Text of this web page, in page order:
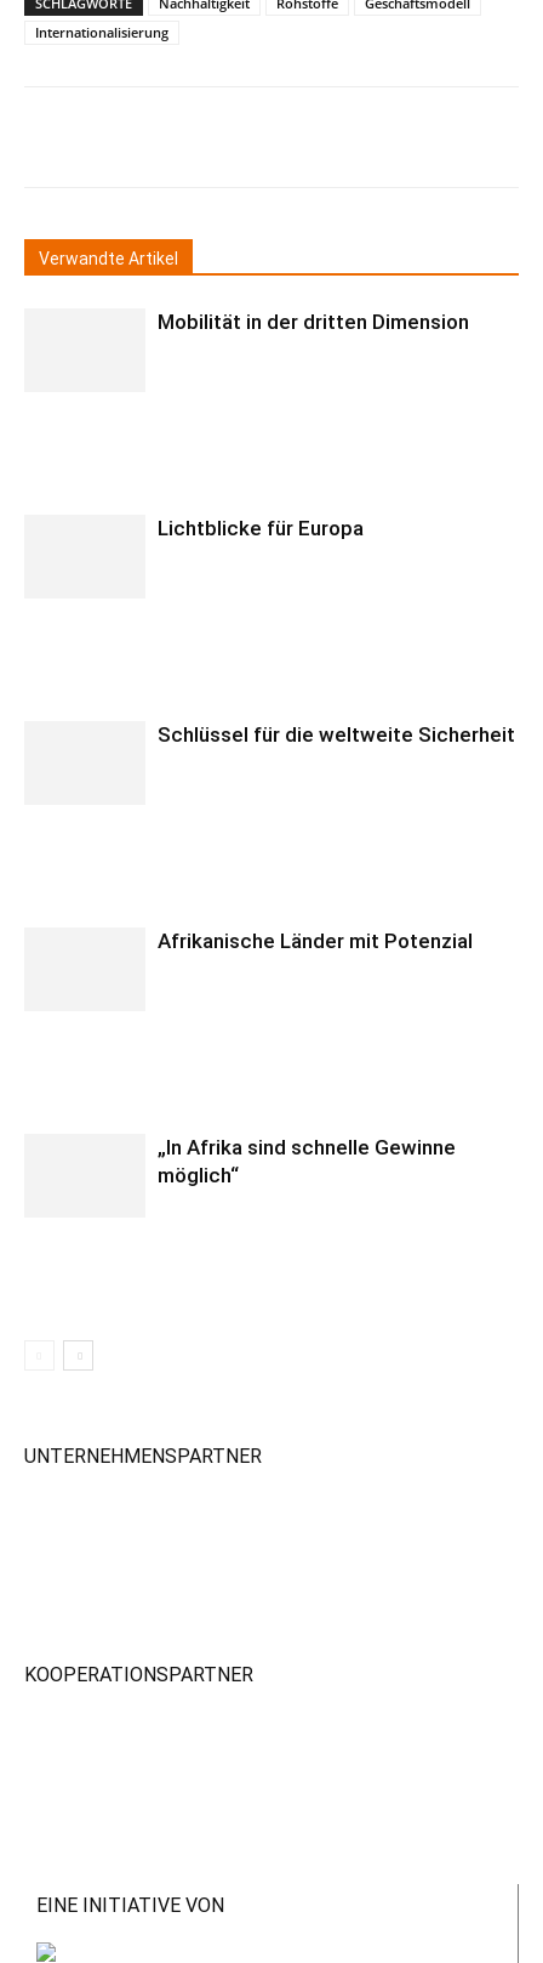
Internationalisierung
Verwandte Artikel
Mobilität in der dritten Dimension
Lichtblicke für Europa
Schlüssel für die weltweite Sicherheit
Afrikanische Länder mit Potenzial
„In Afrika sind schnelle Gewinne
möglich“
UNTERNEHMENSPARTNER
KOOPERATIONSPARTNER
EINE INITIATIVE VON